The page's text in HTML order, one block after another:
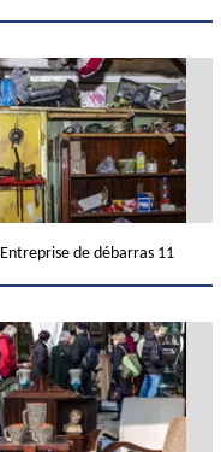
Entreprise de débarras 11